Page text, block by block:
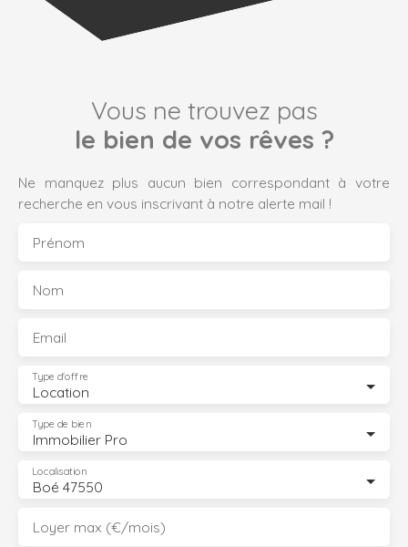
Vous ne trouvez pas
le bien de vos rêves ?
Ne manquez plus aucun bien correspondant à votre
recherche en vous inscrivant à notre alerte mail !
Prénom
Nom
Email
Location
Type d'offre
Immobilier Pro
Type de bien
Boé 47550
Localisation
Loyer max (€/mois)